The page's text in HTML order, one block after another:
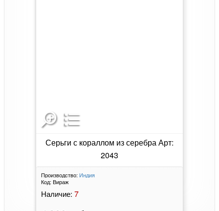
Серьги с кораллом из серебра Арт:
2043
Производство: Индия
Код: Вираж
Наличие: 7